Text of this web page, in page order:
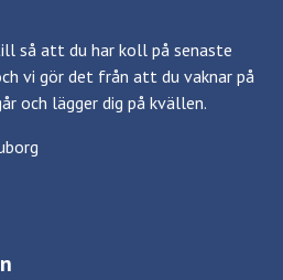
så att du har koll på senaste
vi gör det från att du vaknar på
och lägger dig på kvällen.